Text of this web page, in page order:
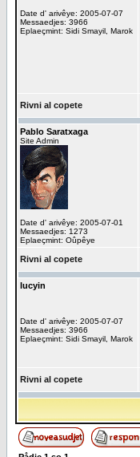
Date d' arivêye: 2005-07-07
Messaedjes: 3966
Eplaeçmint: Sidi Smayil, Marok
Rivni al copete
Pablo Saratxaga
Site Admin
Date d' arivêye: 2005-07-01
Messaedjes: 1273
Eplaeçmint: Oûpêye
Rivni al copete
lucyin
Date d' arivêye: 2005-07-07
Messaedjes: 3966
Eplaeçmint: Sidi Smayil, Marok
Rivni al copete